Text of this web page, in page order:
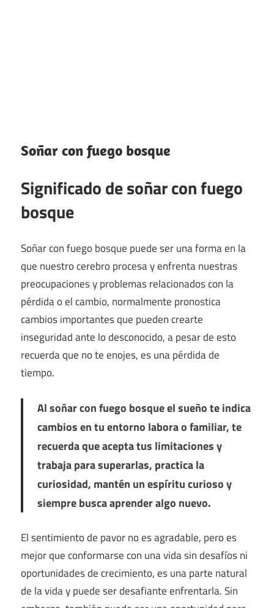
Soñar con fuego bosque
Significado de soñar con fuego
bosque
Soñar con fuego bosque puede ser una forma en la
que nuestro cerebro procesa y enfrenta nuestras
preocupaciones y problemas relacionados con la
pérdida o el cambio, normalmente pronostica
cambios importantes que pueden crearte
inseguridad ante lo desconocido, a pesar de esto
recuerda que no te enojes, es una pérdida de
tiempo.
Al soñar con fuego bosque el sueño te indica
cambios en tu entorno labora o familiar, te
recuerda que acepta tus limitaciones y
trabaja para superarlas, practica la
curiosidad, mantén un espíritu curioso y
siempre busca aprender algo nuevo.
El sentimiento de pavor no es agradable, pero es
mejor que conformarse con una vida sin desafíos ni
oportunidades de crecimiento, es una parte natural
de la vida y puede ser desafiante enfrentarla. Sin